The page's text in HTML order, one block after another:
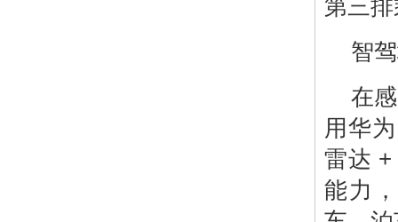
第三
智
在
用华
雷达
能力